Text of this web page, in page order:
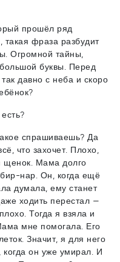
прошёл ряд
такая фраза разбудит
Огромной тайны,
буквы. Перед
давно с неба и скоро
спрашиваешь? Да
что захочет. Плохо,
щенок. Мама долго
нар. Он, когда ещё
думала, ему станет
ходить перестал —
Тогда я взяла и
мне помогала. Его
Значит, я для него
он уже умирал. И